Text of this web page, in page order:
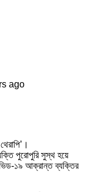
ago
পুরোপুরি সুস্থ হয়ে
১৯ আক্রান্ত ব্যক্তির